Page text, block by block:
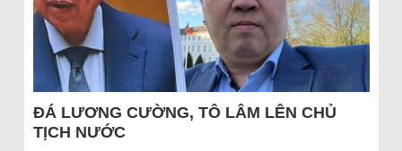
ĐÁ LƯƠNG CƯỜNG, TÔ LÂM LÊN CHỦ
TỊCH NƯỚC